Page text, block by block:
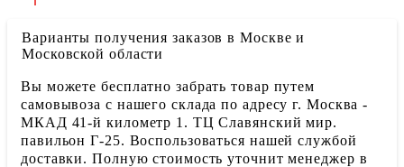
Варианты получения заказов в Москве и
Московской области
Вы можете бесплатно забрать товар путем
самовывоза с нашего склада по адресу г. Москва -
МКАД 41-й километр 1. ТЦ Славянский мир.
павильон Г-25. Воспользоваться нашей службой
доставки. Полную стоимость уточнит менеджер в